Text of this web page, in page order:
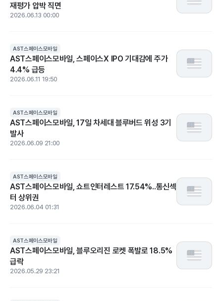
재평가 압박 직면
2026.06.13 00:00
AST스페이스모바일
AST스페이스모바일, 스페이스X IPO 기대감에 주가
4.4% 급등
2026.06.11 19:50
AST스페이스모바일
AST스페이스모바일, 17일 차세대 블루버드 위성 3기
발사
2026.06.09 21:00
AST스페이스모바일
AST스페이스모바일, 쇼트인터레스트 17.54%..통신섹
터 상위권
2026.06.04 01:31
AST스페이스모바일
AST스페이스모바일, 블루오리진 로켓 폭발로 18.5%
급락
2026.05.29 23:21